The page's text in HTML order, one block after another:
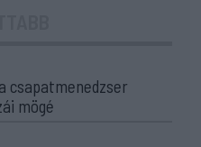
csapatmenedzser
mögé